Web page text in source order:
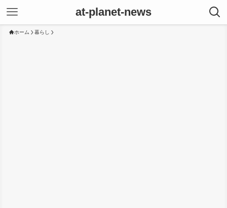
at-planet-news
ホーム 暮らし